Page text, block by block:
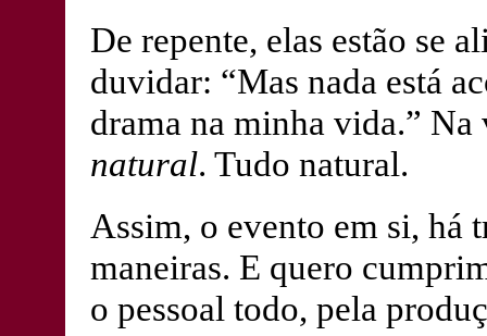
De repente, elas estão se
duvidar: “Mas nada está
drama na minha vida.”
natural. Tudo natural.
Assim, o evento em si, há
maneiras. E quero
o pessoal todo, pela